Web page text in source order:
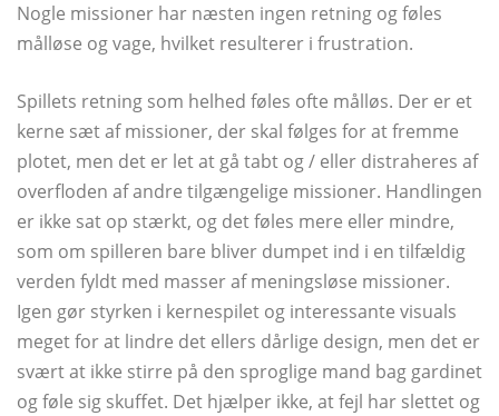
Nogle missioner har næsten ingen retning og føles
målløse og vage, hvilket resulterer i frustration.
Spillets retning som helhed føles ofte målløs. Der er et
kerne sæt af missioner, der skal følges for at fremme
plotet, men det er let at gå tabt og / eller distraheres af
overfloden af ​​andre tilgængelige missioner. Handlingen
er ikke sat op stærkt, og det føles mere eller mindre,
som om spilleren bare bliver dumpet ind i en tilfældig
verden fyldt med masser af meningsløse missioner.
Igen gør styrken i kernespilet og interessante visuals
meget for at lindre det ellers dårlige design, men det er
svært at ikke stirre på den sproglige mand bag gardinet
og føle sig skuffet. Det hjælper ikke, at fejl har slettet og